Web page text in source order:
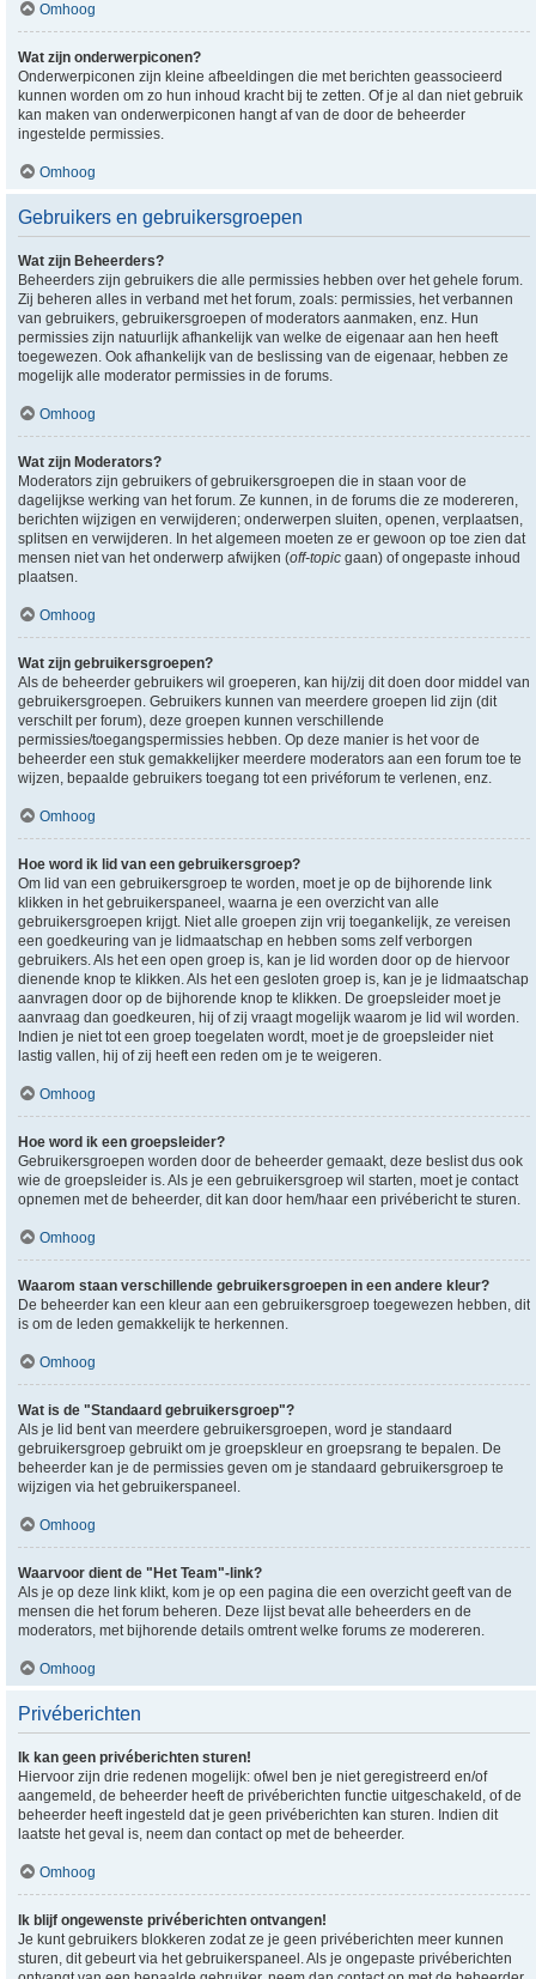
Omhoog
Wat zijn onderwerpiconen?
Onderwerpiconen zijn kleine afbeeldingen die met berichten geassocieerd
kunnen worden om zo hun inhoud kracht bij te zetten. Of je al dan niet gebruik
kan maken van onderwerpiconen hangt af van de door de beheerder
ingestelde permissies.
Omhoog
Gebruikers en gebruikersgroepen
Wat zijn Beheerders?
Beheerders zijn gebruikers die alle permissies hebben over het gehele forum.
Zij beheren alles in verband met het forum, zoals: permissies, het verbannen
van gebruikers, gebruikersgroepen of moderators aanmaken, enz. Hun
permissies zijn natuurlijk afhankelijk van welke de eigenaar aan hen heeft
toegewezen. Ook afhankelijk van de beslissing van de eigenaar, hebben ze
mogelijk alle moderator permissies in de forums.
Omhoog
Wat zijn Moderators?
Moderators zijn gebruikers of gebruikersgroepen die in staan voor de
dagelijkse werking van het forum. Ze kunnen, in de forums die ze modereren,
berichten wijzigen en verwijderen; onderwerpen sluiten, openen, verplaatsen,
splitsen en verwijderen. In het algemeen moeten ze er gewoon op toe zien dat
mensen niet van het onderwerp afwijken (off-topic gaan) of ongepaste inhoud
plaatsen.
Omhoog
Wat zijn gebruikersgroepen?
Als de beheerder gebruikers wil groeperen, kan hij/zij dit doen door middel van
gebruikersgroepen. Gebruikers kunnen van meerdere groepen lid zijn (dit
verschilt per forum), deze groepen kunnen verschillende
permissies/toegangspermissies hebben. Op deze manier is het voor de
beheerder een stuk gemakkelijker meerdere moderators aan een forum toe te
wijzen, bepaalde gebruikers toegang tot een privéforum te verlenen, enz.
Omhoog
Hoe word ik lid van een gebruikersgroep?
Om lid van een gebruikersgroep te worden, moet je op de bijhorende link
klikken in het gebruikerspaneel, waarna je een overzicht van alle
gebruikersgroepen krijgt. Niet alle groepen zijn vrij toegankelijk, ze vereisen
een goedkeuring van je lidmaatschap en hebben soms zelf verborgen
gebruikers. Als het een open groep is, kan je lid worden door op de hiervoor
dienende knop te klikken. Als het een gesloten groep is, kan je je lidmaatschap
aanvragen door op de bijhorende knop te klikken. De groepsleider moet je
aanvraag dan goedkeuren, hij of zij vraagt mogelijk waarom je lid wil worden.
Indien je niet tot een groep toegelaten wordt, moet je de groepsleider niet
lastig vallen, hij of zij heeft een reden om je te weigeren.
Omhoog
Hoe word ik een groepsleider?
Gebruikersgroepen worden door de beheerder gemaakt, deze beslist dus ook
wie de groepsleider is. Als je een gebruikersgroep wil starten, moet je contact
opnemen met de beheerder, dit kan door hem/haar een privébericht te sturen.
Omhoog
Waarom staan verschillende gebruikersgroepen in een andere kleur?
De beheerder kan een kleur aan een gebruikersgroep toegewezen hebben, dit
is om de leden gemakkelijk te herkennen.
Omhoog
Wat is de "Standaard gebruikersgroep"?
Als je lid bent van meerdere gebruikersgroepen, word je standaard
gebruikersgroep gebruikt om je groepskleur en groepsrang te bepalen. De
beheerder kan je de permissies geven om je standaard gebruikersgroep te
wijzigen via het gebruikerspaneel.
Omhoog
Waarvoor dient de "Het Team"-link?
Als je op deze link klikt, kom je op een pagina die een overzicht geeft van de
mensen die het forum beheren. Deze lijst bevat alle beheerders en de
moderators, met bijhorende details omtrent welke forums ze modereren.
Omhoog
Privéberichten
Ik kan geen privéberichten sturen!
Hiervoor zijn drie redenen mogelijk: ofwel ben je niet geregistreerd en/of
aangemeld, de beheerder heeft de privéberichten functie uitgeschakeld, of de
beheerder heeft ingesteld dat je geen privéberichten kan sturen. Indien dit
laatste het geval is, neem dan contact op met de beheerder.
Omhoog
Ik blijf ongewenste privéberichten ontvangen!
Je kunt gebruikers blokkeren zodat ze je geen privéberichten meer kunnen
sturen, dit gebeurt via het gebruikerspaneel. Als je ongepaste privéberichten